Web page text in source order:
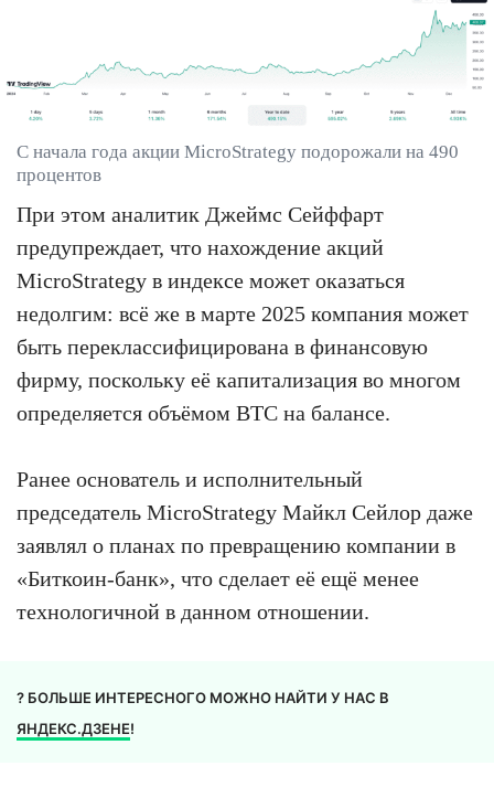
С начала года акции MicroStrategy подорожали на 490
процентов
При этом аналитик Джеймс Сейффарт
предупреждает, что нахождение акций
MicroStrategy в индексе может оказаться
недолгим: всё же в марте 2025 компания может
быть переклассифицирована в финансовую
фирму, поскольку её капитализация во многом
определяется объёмом BTC на балансе.
Ранее основатель и исполнительный
председатель MicroStrategy Майкл Сейлор даже
заявлял о планах по превращению компании в
«Биткоин-банк», что сделает её ещё менее
технологичной в данном отношении.
? БОЛЬШЕ ИНТЕРЕСНОГО МОЖНО НАЙТИ У НАС В
ЯНДЕКС.ДЗЕНЕ!